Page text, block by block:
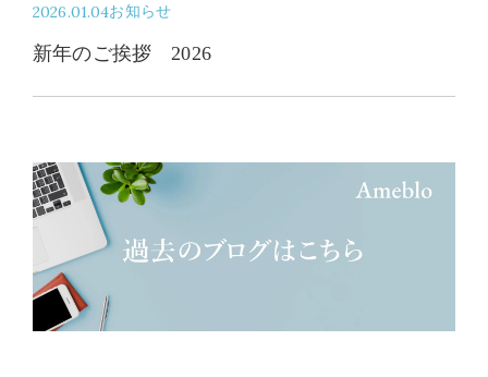
2026.01.04お知らせ
新年のご挨拶 2026